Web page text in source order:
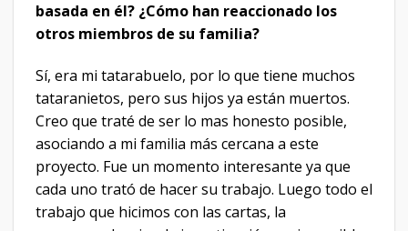
basada en él? ¿Cómo han reaccionado los
otros miembros de su familia?
Sí, era mi tatarabuelo, por lo que tiene muchos
tataranietos, pero sus hijos ya están muertos.
Creo que traté de ser lo mas honesto posible,
asociando a mi familia más cercana a este
proyecto. Fue un momento interesante ya que
cada uno trató de hacer su trabajo. Luego todo el
trabajo que hicimos con las cartas, la